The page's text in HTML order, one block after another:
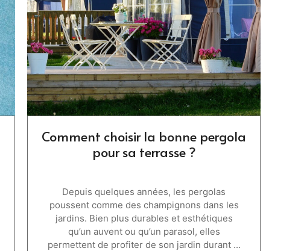
Comment choisir la bonne pergola
pour sa terrasse ?
Depuis quelques années, les pergolas
poussent comme des champignons dans les
jardins. Bien plus durables et esthétiques
qu’un auvent ou qu’un parasol, elles
permettent de profiter de son jardin durant ...